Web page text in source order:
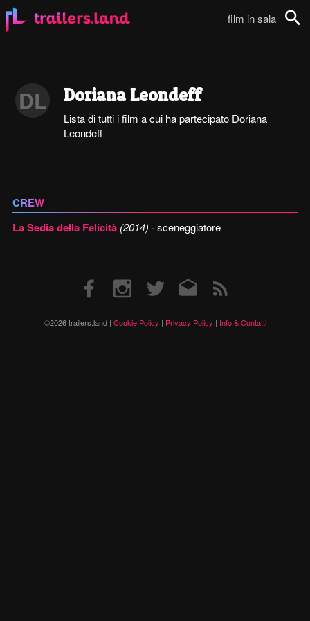
film in sala
DL Doriana Leondeff
Lista di tutti i film a cui ha partecipato Doriana
Leondeff
CREW
La Sedia della Felicità (2014) · sceneggiatore
©2026 trailers.land | Cookie Policy | Privacy Policy | Info & Contatti